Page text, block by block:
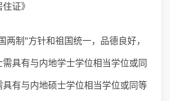
证》
两制"方针和祖国统一，品德良好，
具有与内地学士学位相当学位或同
有与内地硕士学位相当学位或同等